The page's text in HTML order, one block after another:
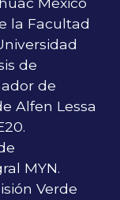
la Facultad
de
de
Alfen Lessa
MYN.
Verde